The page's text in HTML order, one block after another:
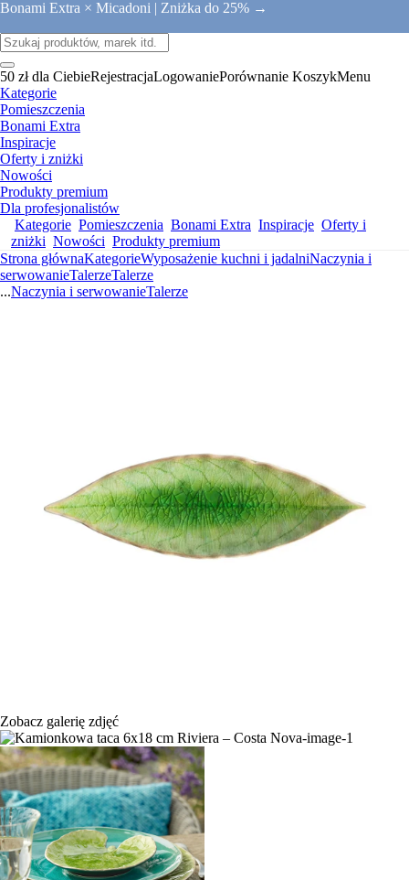
Bonami Extra × Micadoni | Zniżka do 25% →
50 zł dla CiebieRejestracjaLogowaniePorównanie KoszykMenu
Kategorie
Pomieszczenia
Bonami Extra
Inspiracje
Oferty i zniżki
Nowości
Produkty premium
Dla profesjonalistów
Kategorie Pomieszczenia Bonami Extra Inspiracje Oferty i
zniżki Nowości Produkty premium
Strona głównaKategorieWyposażenie kuchni i jadalniNaczynia i
serwowanieTalerzeTalerze
...Naczynia i serwowanieTalerze
Zobacz galerię zdjęć